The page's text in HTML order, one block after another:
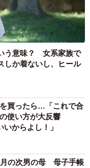
う意味？ 女系家族で
か着ないし、ヒール
買ったら…「これで合
使い方が大反響
いからよし！」
の次男の母 母子手帳